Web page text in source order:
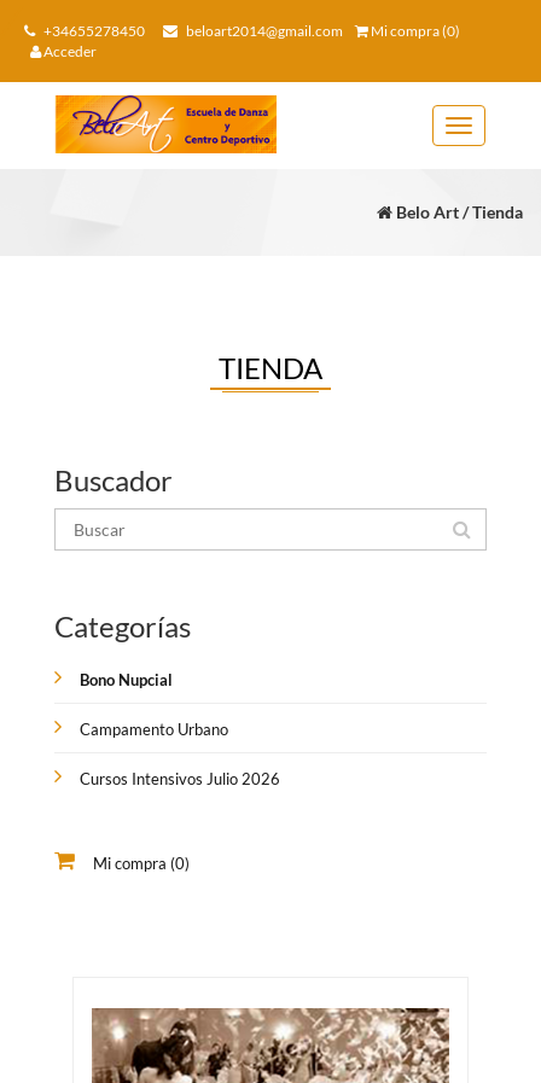
+34655278450 beloart2014@gmail.com
Mi compra (0)
Acceder
Toggle
navigation
Belo Art / Tienda
TIENDA
Buscador
Categorías
Bono Nupcial
Campamento Urbano
Cursos Intensivos Julio 2026
Mi compra (0)